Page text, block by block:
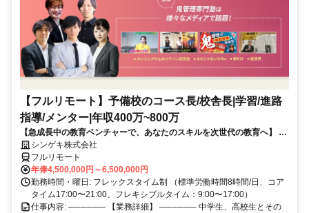
【フルリモート】予備校のコース長/校舎長|学習/進路
指導/メンター|年収400万~800万
【急成長中の教育ベンチャーで、あなたのスキルを次世代の教育へ】 現
在、事業拡大に伴い、コースをとりまとめるコース長（校舎長）を募集
しています。「教育」のプロとして、場所に縛られない新しい働き方を
始めませんか？
シンゲキ株式会社
フルリモート
年俸4,500,000円～6,500,000円
勤務時間・曜日: フレックスタイム制 （標準労働時間8時間/日、コア
タイム17:00〜21:00、フレキシブルタイム：9:00〜17:00）
仕事内容: ────── 【業務詳細】 ────── 中学生、高校生とその